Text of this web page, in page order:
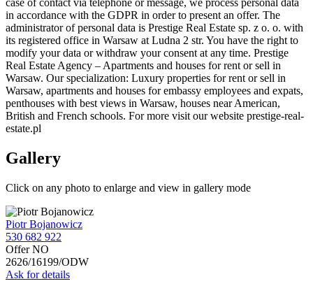
case of contact via telephone or message, we process personal data
in accordance with the GDPR in order to present an offer. The
administrator of personal data is Prestige Real Estate sp. z o. o. with
its registered office in Warsaw at Ludna 2 str. You have the right to
modify your data or withdraw your consent at any time. Prestige
Real Estate Agency – Apartments and houses for rent or sell in
Warsaw. Our specialization: Luxury properties for rent or sell in
Warsaw, apartments and houses for embassy employees and expats,
penthouses with best views in Warsaw, houses near American,
British and French schools. For more visit our website prestige-real-
estate.pl
Gallery
Click on any photo to enlarge and view in gallery mode
Piotr Bojanowicz
530 682 922
Offer NO
2626/16199/ODW
Ask for details